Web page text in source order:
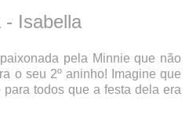
- Isabella
pela Minnie que não
o seu 2º aninho! Imagine que
todos que a festa dela era